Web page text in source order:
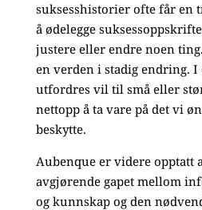
suksesshistorier ofte får en
å ødelegge
justere eller endre noen
en verden i stadig endring.
utfordres vil til små eller
nettopp å ta vare på det vi
beskytte.
Aubenque er videre opptatt
avgjørende gapet mellom
og kunnskap og den